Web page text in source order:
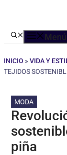
Menú
INICIO » VIDA Y
TEJIDOS
MODA
piña